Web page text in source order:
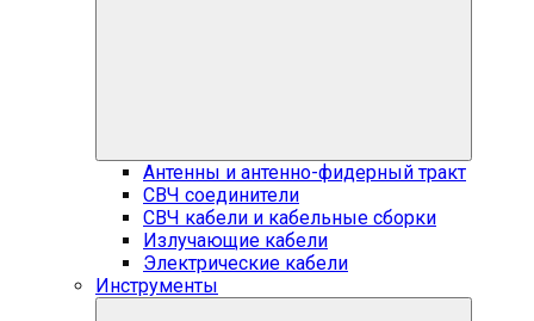
Антенны и антенно-фидерный тракт
СВЧ соединители
СВЧ кабели и кабельные сборки
Излучающие кабели
Электрические кабели
Инструменты